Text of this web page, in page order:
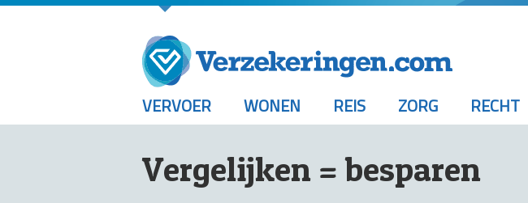
VERVOER WONEN REIS ZORG RECHT
Vergelijken = besparen